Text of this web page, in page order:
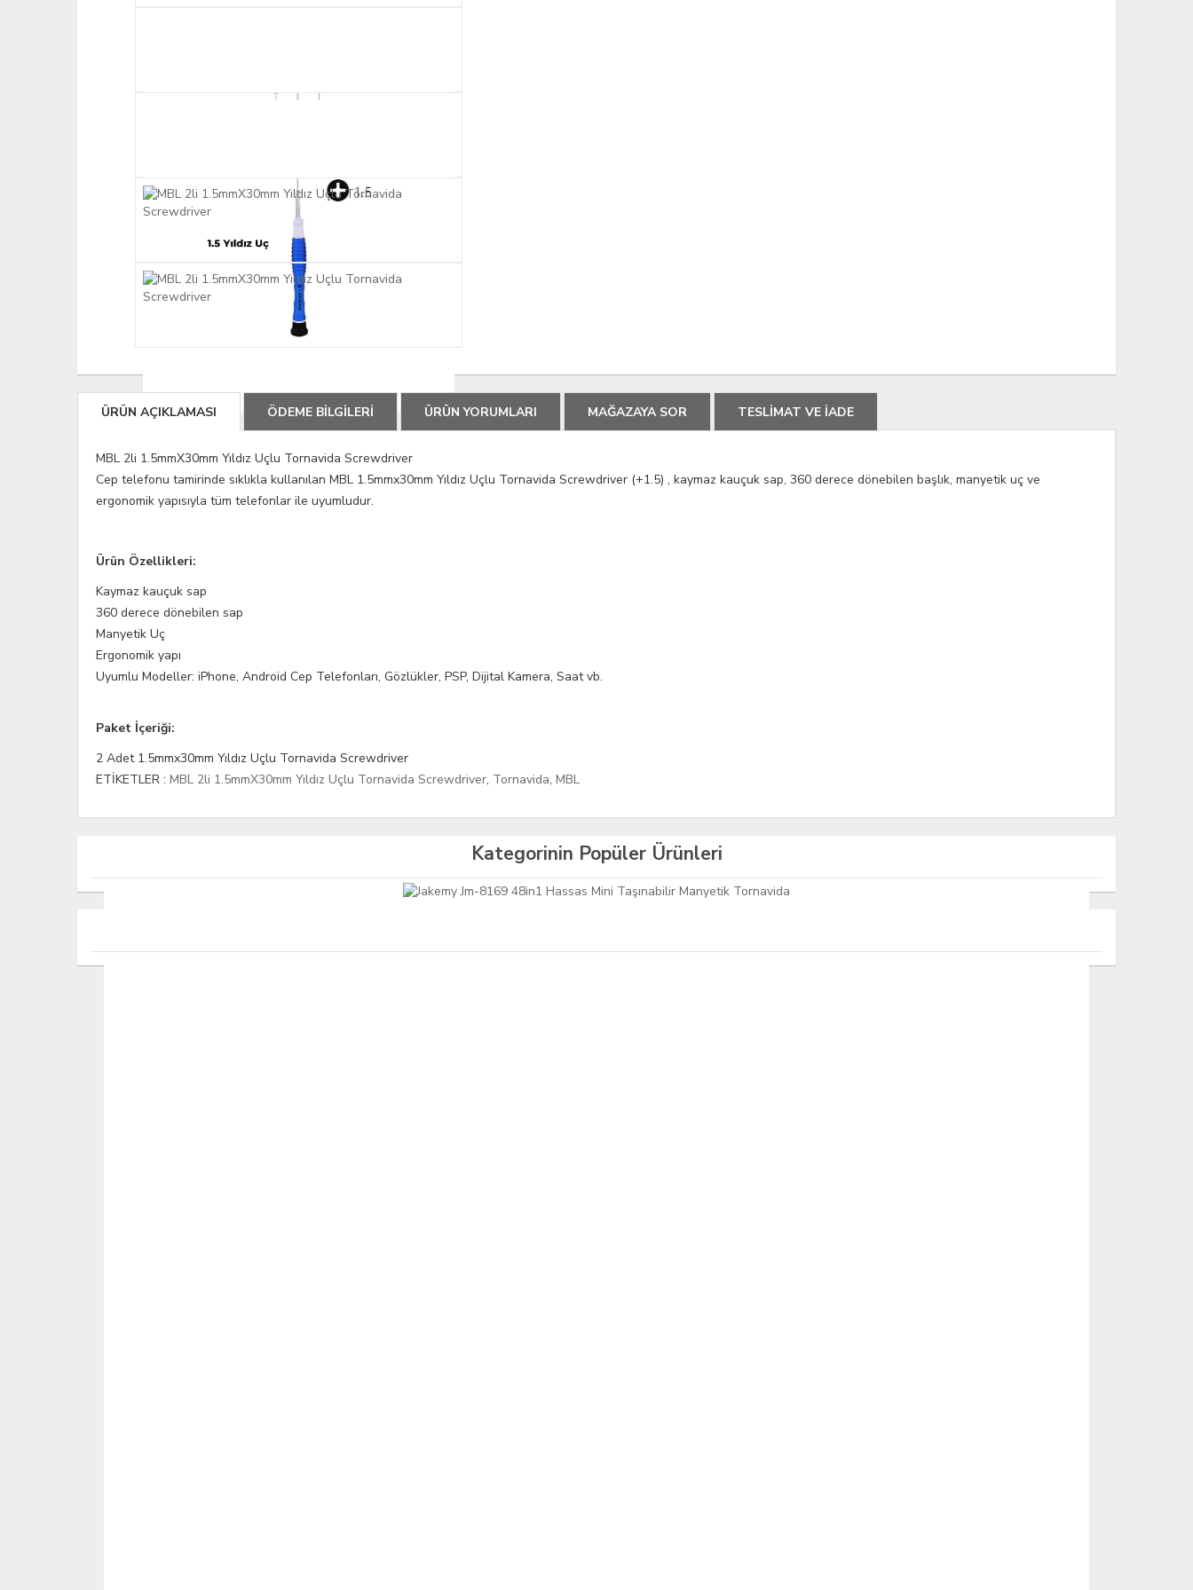
ÜRÜN AÇIKLAMASI ÖDEME BİLGİLERİ ÜRÜN YORUMLARI MAĞAZAYA SOR TESLİMAT VE İADE
MBL 2li 1.5mmX30mm Yıldız Uçlu Tornavida Screwdriver
Cep telefonu tamirinde sıklıkla kullanılan MBL 1.5mmx30mm Yıldız Uçlu Tornavida Screwdriver (+1.5) , kaymaz kauçuk sap, 360 derece dönebilen başlık, manyetik uç ve
ergonomik yapısıyla tüm telefonlar ile uyumludur.
Ürün Özellikleri:
Kaymaz kauçuk sap
360 derece dönebilen sap
Manyetik Uç
Ergonomik yapı
Uyumlu Modeller: iPhone, Android Cep Telefonları, Gözlükler, PSP, Dijital Kamera, Saat vb.
Paket İçeriği:
2 Adet 1.5mmx30mm Yıldız Uçlu Tornavida Screwdriver
ETİKETLER : MBL 2li 1.5mmX30mm Yıldız Uçlu Tornavida Screwdriver, Tornavida, MBL
Kategorinin Popüler Ürünleri